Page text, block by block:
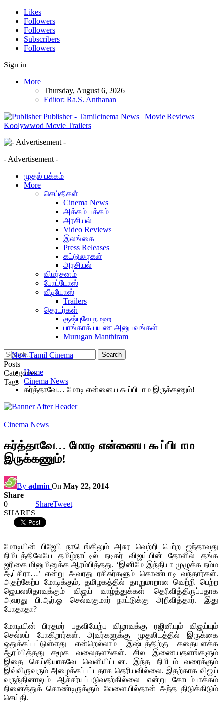
Likes
Followers
Followers
Subscribers
Followers
Sign in
More
Thursday, August 6, 2026
Editor: Ra.S. Anthanan
Publisher - Tamilcinema News | Movie Reviews |
Koolywwod Movie Trailers
- Advertisement -
முதல் பக்கம்
More
செய்திகள்
Cinema News
அக்கம் பக்கம்
அரசியல்
Video Reviews
இலங்கை
Press Releases
கட்டுரைகள்
அரசியல்
விமர்சனம்
போட்டோஸ்
வீடியோஸ்
Trailers
தொடர்கள்
குஷ்புவே நமஹ
பாங்காக் பயண அனுபவங்கள்
Murugan Manthiram
Posts
Categories
Tags
Home
Cinema News
கர்த்தாவே… மோடி என்னைய கூப்பிடாம இருக்கணும்!
Cinema News
கர்த்தாவே… மோடி என்னைய கூப்பிடாம
இருக்கணும்!
By admin On May 22, 2014
Share
0
SHARES
ShareTweet
மோடியின் பிஜேபி நாடெங்கிலும் அசுர வெற்றி பெற்ற ஐந்தாவது
நிமிடத்திலேயே தமிழ்நாட்டில் நடிகர் விஜய்யின் தோளில் தங்க
ஜரிகை மினுமினுக்க ஆரம்பித்தது. ‘இனிமே இந்தியா முழுக்க நம்ம
ஆட்சிரா…’ என்று அவரது ரசிகர்களும் கொண்டாடி வந்தார்கள்.
அதற்கேற்ப மோடிக்கும், தமிழகத்தில் தாறுமாறான வெற்றி பெற்ற
ஜெயலலிதாவுக்கும் விஜய் வாழ்த்துக்கள் தெரிவித்திருப்பதாக
அவரது பி.ஆர்.ஓ செல்வகுமார் நாட்டுக்கு அறிவித்தார். இது
போதாதா?
மோடியின் பிரதமர் பதவியேற்பு விழாவுக்கு ரஜினியும் விஜய்யும்
செல்லப் போகிறார்கள். அவர்களுக்கு முதலிடத்தில் இருக்கை
ஒதுக்கப்பட்டுள்ளது என்றெல்லாம் இஷ்டத்திற்கு கதையளக்க
ஆரம்பித்தது சமூக வலைதளங்கள். சில இணையதளங்களும்
இதை செய்தியாகவே வெளியிட்டன. இந்த நிமிடம் வரைக்கும்
இவ்விருவரும் அழைக்கப்பட்டதாக தெரியவில்லை. இதற்காக விஜய்
வருந்தினாலும் ஆச்சர்யப்படுவதற்கில்லை என்று கோடம்பாக்கம்
நினைத்துக் கொண்டிருக்கும் வேளையில்தான் அந்த திடுக்கிடும்
செய்தி.